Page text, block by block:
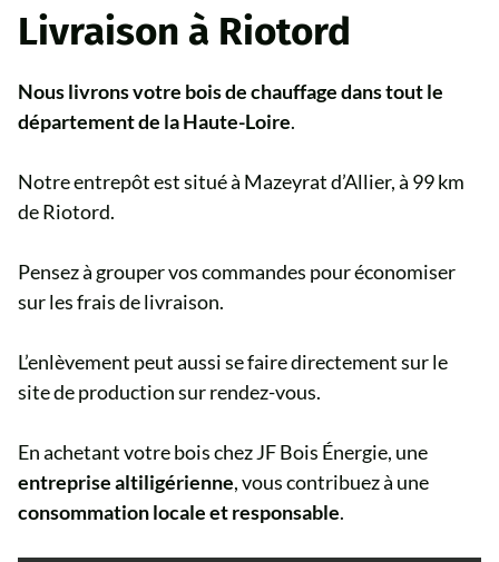
Livraison à Riotord
Nous livrons votre bois de chauffage dans tout le
département de la Haute-Loire.
Notre entrepôt est situé à Mazeyrat d’Allier, à 99 km
de Riotord.
Pensez à grouper vos commandes pour économiser
sur les frais de livraison.
L’enlèvement peut aussi se faire directement sur le
site de production sur rendez-vous.
En achetant votre bois chez JF Bois Énergie, une
entreprise altiligérienne, vous contribuez à une
consommation locale et responsable.